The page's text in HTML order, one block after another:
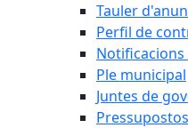
Tauler
Perfil de
Ple municipal
Juntes de